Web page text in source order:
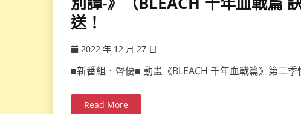
送！
2022 年 12 月 27 日
■新番組．聲優■ 動畫《BLEACH 千年血戰篇》第二
Read More